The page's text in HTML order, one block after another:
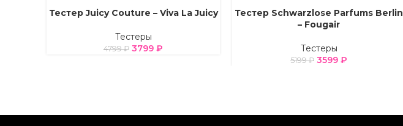
ВЫБЕРИТЕ ПАРАМЕТРЫ
Тестер Juicy Couture – Viva La Juicy
Тестеры
4799₽ 3799 ₽
ВЫБЕРИТЕ ПАРАМЕТРЫ
Тестер Schwarzlose Parfums Berlin
– Fougair
Тестеры
5199₽ 3599 ₽